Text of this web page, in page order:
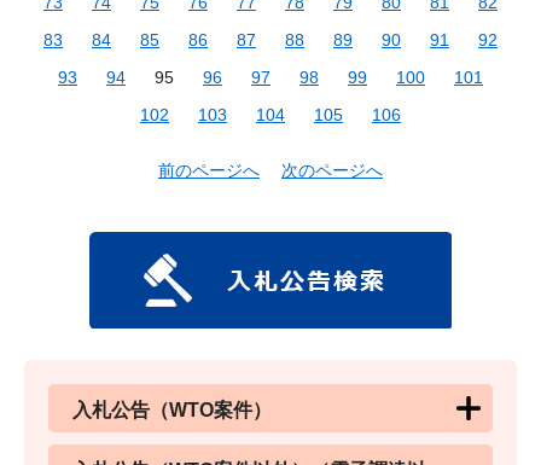
83
84 85 86 87 88 89 90 91
92
93
94 95 96 97 98 99 100
101
102
103 104 105 106
前のページへ 次のページへ
入札公告（WTO案件）